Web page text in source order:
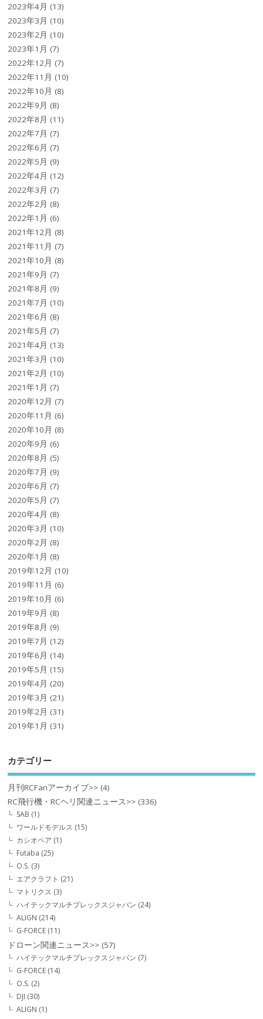
2023年4月 (13)
2023年3月 (10)
2023年2月 (10)
2023年1月 (7)
2022年12月 (7)
2022年11月 (10)
2022年10月 (8)
2022年9月 (8)
2022年8月 (11)
2022年7月 (7)
2022年6月 (7)
2022年5月 (9)
2022年4月 (12)
2022年3月 (7)
2022年2月 (8)
2022年1月 (6)
2021年12月 (8)
2021年11月 (7)
2021年10月 (8)
2021年9月 (7)
2021年8月 (9)
2021年7月 (10)
2021年6月 (8)
2021年5月 (7)
2021年4月 (13)
2021年3月 (10)
2021年2月 (10)
2021年1月 (7)
2020年12月 (7)
2020年11月 (6)
2020年10月 (8)
2020年9月 (6)
2020年8月 (5)
2020年7月 (9)
2020年6月 (7)
2020年5月 (7)
2020年4月 (8)
2020年3月 (10)
2020年2月 (8)
2020年1月 (8)
2019年12月 (10)
2019年11月 (6)
2019年10月 (6)
2019年9月 (8)
2019年8月 (9)
2019年7月 (12)
2019年6月 (14)
2019年5月 (15)
2019年4月 (20)
2019年3月 (21)
2019年2月 (31)
2019年1月 (31)
カテゴリー
月刊RCFanアーカイブ>> (4)
RC飛行機・RCヘリ関連ニュース>> (336)
SAB (1)
ワールドモデルス (15)
カシオペア (1)
Futaba (25)
O.S. (3)
エアクラフト (21)
マトリクス (3)
ハイテックマルチプレックスジャパン (24)
ALIGN (214)
G-FORCE (11)
ドローン関連ニュース>> (57)
ハイテックマルチプレックスジャパン (7)
G-FORCE (14)
O.S. (2)
DJI (30)
ALIGN (1)